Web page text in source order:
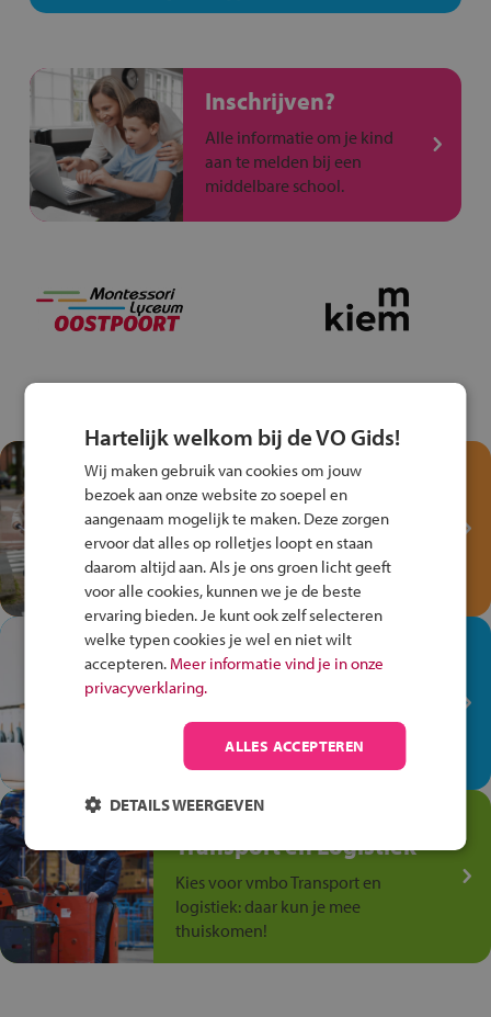
Inschrijven?
Alle informatie om je kind
aan te melden bij een
middelbare school.
Test je kennis met het
Fiets Veilig
Verkeersspel!
Speel het Fiets Veilig Verkeersspel
en win een Cortina-fiets!
In de winkel ben je op je
plek!
op de winkelvloer, waar elke dag
anders is!
Jouw talent in de
Transport en Logistiek
Kies voor vmbo Transport en
logistiek: daar kun je mee
thuiskomen!
Hartelijk welkom bij de VO Gids!
Wij maken gebruik van cookies om jouw
bezoek aan onze website zo soepel en
aangenaam mogelijk te maken. Deze zorgen
ervoor dat alles op rolletjes loopt en staan
daarom altijd aan. Als je ons groen licht geeft
voor alle cookies, kunnen we je de beste
ervaring bieden. Je kunt ook zelf selecteren
welke typen cookies je wel en niet wilt
accepteren. Meer informatie vind je in onze
privacyverklaring.
ALLES ACCEPTEREN
DETAILS WEERGEVEN